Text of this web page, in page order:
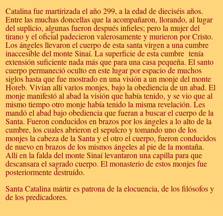
Catalina fue martirizada el año 299, a la edad de dieciséis años.
Entre las muchas doncellas que la acompañaron, llorando, al lugar
del suplicio, algunas fueron después infieles; pero la mujer del
tirano y el oficial padecieron valerosamente y murieron por Cristo.
Los ángeles llevaron el cuerpo de esta santa virgen a una cumbre
inaccesible del monte Sinaí. La superficie de esta cumbre tenía
extensión suficiente nada más que para una casa pequeña. El santo
cuerpo permaneció oculto en este lugar por espacio de muchos
siglos hasta que fue mostrado en una visión a un monje del monte
Horeb. Vivían allí varios monjes, bajo la obediencia de un abad. El
monje manifestó al abad la visión que había tenido, y se vio que al
mismo tiempo otro monje había tenido la misma revelación. Les
mandó el abad bajo obediencia que fueran a buscar el cuerpo de la
Santa. Fueron conducidos en brazos por los ángeles a lo alto de la
cumbre, los cuales abrieron el sepulcro y tomando uno de los
monjes la cabeza de la Santa y el otro el cuerpo, fueron conducidos
de nuevo en brazos de los mismos ángeles al pie de la montaña.
Allí en la falda del monte Sinaí levantaron una capilla para que
descansara el sagrado cuerpo. El monasterio de estos monjes fue
posteriormente destruído.
Santa Catalina mártir es patrona de la elocuencia, de los filósofos y
de los predicadores.